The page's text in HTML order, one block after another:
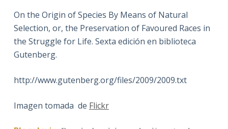
On the Origin of Species By Means of Natural
Selection, or, the Preservation of Favoured Races in
the Struggle for Life. Sexta edición en biblioteca
Gutenberg.
http://www.gutenberg.org/files/2009/2009.txt
Imagen tomada de Flickr